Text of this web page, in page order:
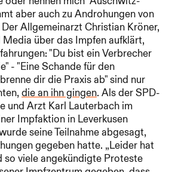
aber auch zu Androhungen von
Allgemeinarzt Christian Kröner,
über das Impfen aufklärt,
"Du bist ein Verbrecher
- "Eine Schande für den
dir die Praxis ab" sind nur
die an ihn gingen. Als der SPD-
und Arzt Karl Lauterbach im
Impfaktion in Leverkusen
seine Teilnahme abgesagt,
gegeben hatte. „Leider hat
so viele angekündigte Proteste